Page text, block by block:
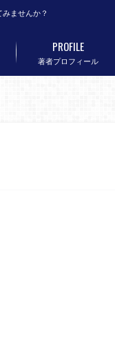
ませんか？
著者プロフィール
PROFILE